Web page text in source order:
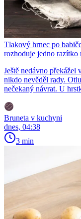
Tlakový hrnec po
rozhoduje jedno razítko
Ještě nedávno překážel
nikdo nevěděl rady.
nečekaný návrat. U
Bruneta v kuchyni
dnes, 04:38
3 min